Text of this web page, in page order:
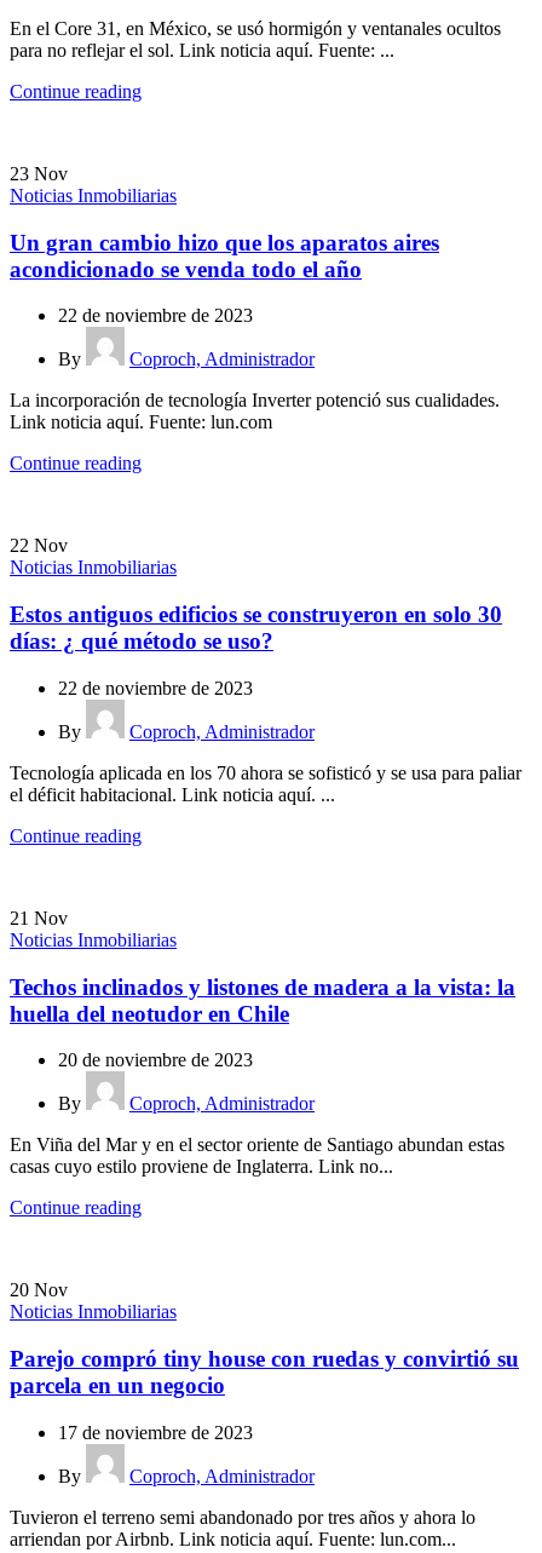
En el Core 31, en México, se usó hormigón y ventanales ocultos
para no reflejar el sol. Link noticia aquí. Fuente: ...
Continue reading
23 Nov
Noticias Inmobiliarias
Un gran cambio hizo que los aparatos aires
acondicionado se venda todo el año
22 de noviembre de 2023
By
Coproch, Administrador
La incorporación de tecnología Inverter potenció sus cualidades.
Link noticia aquí. Fuente: lun.com
Continue reading
22 Nov
Noticias Inmobiliarias
Estos antiguos edificios se construyeron en solo 30
días: ¿ qué método se uso?
22 de noviembre de 2023
By
Coproch, Administrador
Tecnología aplicada en los 70 ahora se sofisticó y se usa para paliar
el déficit habitacional. Link noticia aquí. ...
Continue reading
21 Nov
Noticias Inmobiliarias
Techos inclinados y listones de madera a la vista: la
huella del neotudor en Chile
20 de noviembre de 2023
By
Coproch, Administrador
En Viña del Mar y en el sector oriente de Santiago abundan estas
casas cuyo estilo proviene de Inglaterra. Link no...
Continue reading
20 Nov
Noticias Inmobiliarias
Parejo compró tiny house con ruedas y convirtió su
parcela en un negocio
17 de noviembre de 2023
By
Coproch, Administrador
Tuvieron el terreno semi abandonado por tres años y ahora lo
arriendan por Airbnb. Link noticia aquí. Fuente: lun.com...